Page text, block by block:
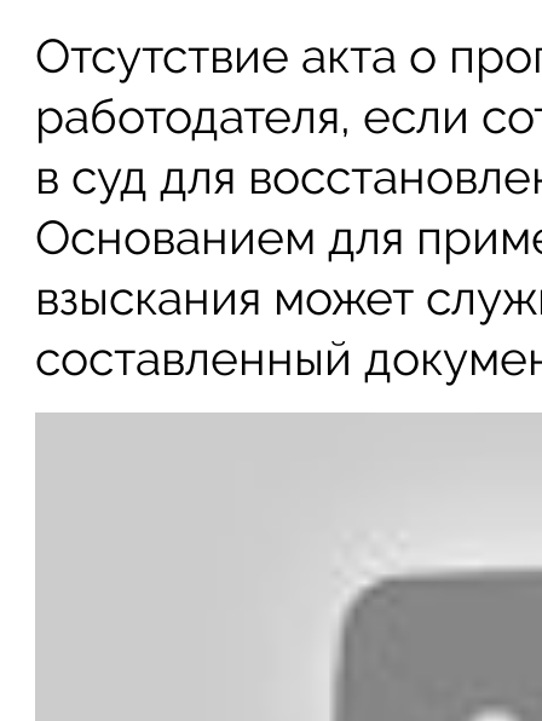
Отсутствие акта о
работодателя, если
в суд для
Основанием для
взыскания может
составленный